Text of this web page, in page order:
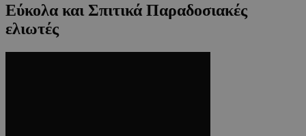
Εύκολα και Σπιτικά Παραδοσιακές
ελιωτές